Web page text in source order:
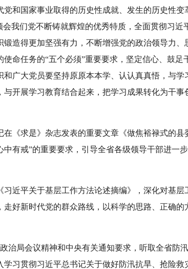
和国家事业取得的历史性成就、发生的历史性
会我们党不断铸就辉煌的优秀特质，全面贯彻习
锻造得更加坚强有力，不断增强党的政治领导力
命任务的“五个必须”重要要求，坚定信心、鼓
和广大党员要坚持原原本本学、认认真真悟，与
与开展学习教育结合起来，把学习成果转化为干
在《求是》杂志发表的重要文章《做焦裕禄式的
中有戒”的重要要求，引导全省各级领导干部进一
习近平关于基层工作方法论述摘编》，深化对基
走好新时代党的群众路线，以科学的思路、正确
治局会议精神和中央有关通知要求，听取全省防
习贯彻习近平总书记关于做好防汛抗旱、抢险救